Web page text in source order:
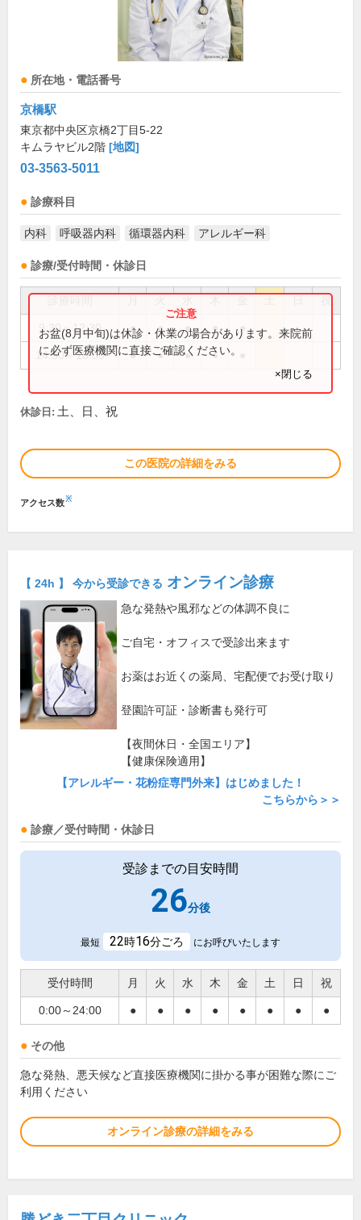
所在地・電話番号
京橋駅
東京都中央区京橋2丁目5-22
キムラヤビル2階 [地図]
03-3563-5011
診療科目
内科 呼吸器内科 循環器内科 アレルギー科
診療/受付時間・休診日
祝
9:30～12:30 ● ● ● ● ●
14:30～18:00 ● ● ● ●
お盆(8月中旬)は休診・休業の場合があります。来院前
に必ず医療機関に直接ご確認ください。
×閉じる
休診日: 土、日、祝
この医院の詳細をみる
アクセス数※
【 24h 】 今から受診できる オンライン診療
急な発熱や風邪などの体調不良に
ご自宅・オフィスで受診出来ます
お薬はお近くの薬局、宅配便でお受け取り
登園許可証・診断書も発行可
【夜間休日・全国エリア】
【健康保険適用】
【アレルギー・花粉症専門外来】はじめました！
こちらから＞＞
診療／受付時間・休診日
受診までの目安時間
26分後
最短 22時16分ごろ にお呼びいたします
受付時間 月 火 水 木 金 土 日 祝
0:00～24:00 ● ● ● ● ● ● ● ●
その他
急な発熱、悪天候など直接医療機関に掛かる事が困難な際にご
利用ください
オンライン診療の詳細をみる